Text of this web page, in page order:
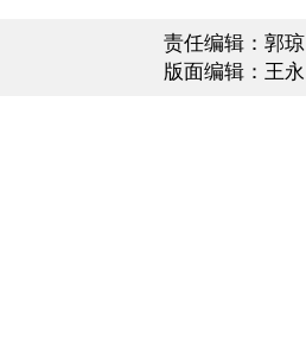
责任编辑：郭琼
版面编辑：王永